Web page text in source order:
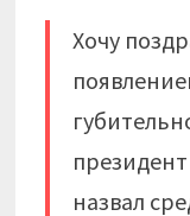
Хочу
назвал